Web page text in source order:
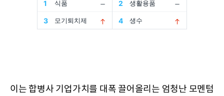
이는 합병사 기업가치를 대폭 끌어올리는 엄청난 모멘텀